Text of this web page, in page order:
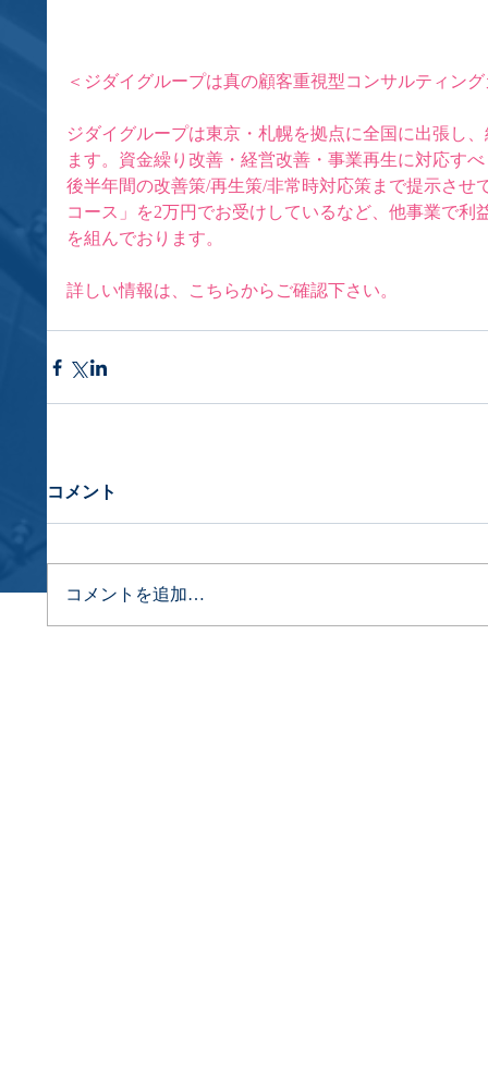
＜ジダイグループは真の顧客重視型コンサルティン
ジダイグループは東京・札幌を拠点に全国に出張し
ます。資金繰り改善・経営改善・事業再生に対応す
後半年間の改善策/再生策/非常時対応策まで提示させ
コース」を2万円でお受けしているなど、他事業で利
を組んでおります。
詳しい情報は、 こちらからご確認下さい。
コメント
コメントを追加…